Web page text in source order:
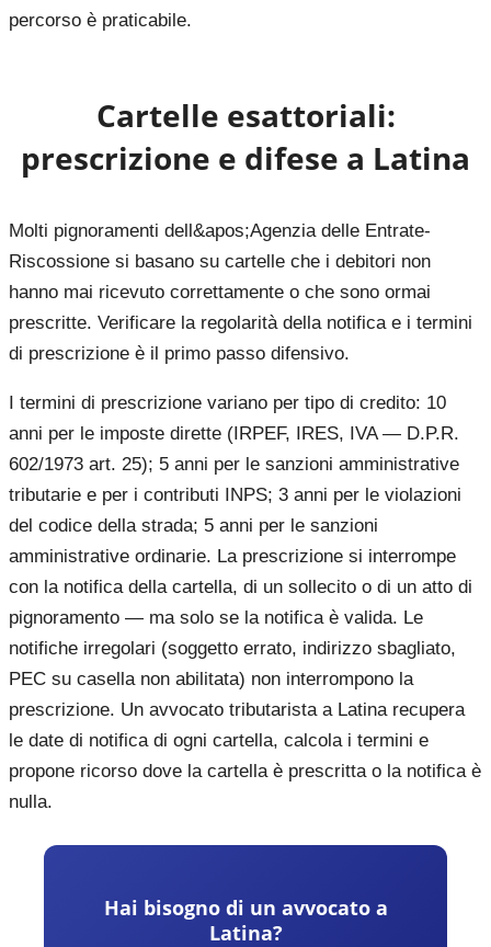
percorso è praticabile.
Cartelle esattoriali:
prescrizione e difese a Latina
Molti pignoramenti dell&apos;Agenzia delle Entrate-
Riscossione si basano su cartelle che i debitori non
hanno mai ricevuto correttamente o che sono ormai
prescritte. Verificare la regolarità della notifica e i termini
di prescrizione è il primo passo difensivo.
I termini di prescrizione variano per tipo di credito: 10
anni per le imposte dirette (IRPEF, IRES, IVA — D.P.R.
602/1973 art. 25); 5 anni per le sanzioni amministrative
tributarie e per i contributi INPS; 3 anni per le violazioni
del codice della strada; 5 anni per le sanzioni
amministrative ordinarie. La prescrizione si interrompe
con la notifica della cartella, di un sollecito o di un atto di
pignoramento — ma solo se la notifica è valida. Le
notifiche irregolari (soggetto errato, indirizzo sbagliato,
PEC su casella non abilitata) non interrompono la
prescrizione. Un avvocato tributarista a Latina recupera
le date di notifica di ogni cartella, calcola i termini e
propone ricorso dove la cartella è prescritta o la notifica è
nulla.
Hai bisogno di un avvocato a
Latina?